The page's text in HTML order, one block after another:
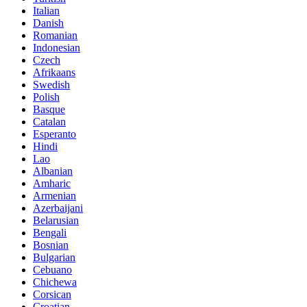
Italian
Danish
Romanian
Indonesian
Czech
Afrikaans
Swedish
Polish
Basque
Catalan
Esperanto
Hindi
Lao
Albanian
Amharic
Armenian
Azerbaijani
Belarusian
Bengali
Bosnian
Bulgarian
Cebuano
Chichewa
Corsican